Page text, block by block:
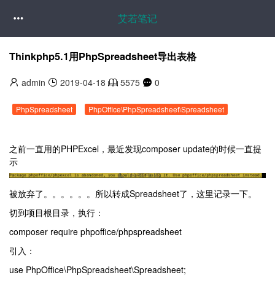
艾若笔记
Thinkphp5.1用PhpSpreadsheet导出表格
admin 2019-04-18 5575 0
PhpSpreadsheet PhpOffice\PhpSpreadsheet\Spreadsheet
之前一直用的PHPExcel，最近发现composer update的时候一直提
示
被放弃了。。。。。。所以转成Spreadsheet了，这里记录一下。
切到项目根目录，执行：
composer require phpoffice/phpspreadsheet
引入：
use PhpOffice\PhpSpreadsheet\Spreadsheet;
